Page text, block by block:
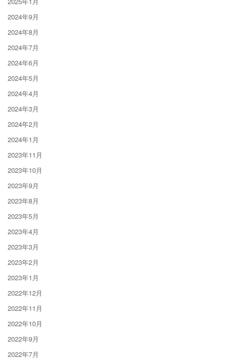
2024年9月
2024年8月
2024年7月
2024年6月
2024年5月
2024年4月
2024年3月
2024年2月
2024年1月
2023年11月
2023年10月
2023年9月
2023年8月
2023年5月
2023年4月
2023年3月
2023年2月
2023年1月
2022年12月
2022年11月
2022年10月
2022年9月
2022年7月